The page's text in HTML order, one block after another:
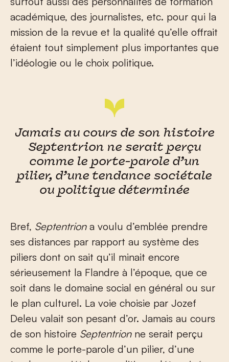
académique, des journalistes, etc. pour qui la
mission de la revue et la qualité qu’elle offrait
étaient tout simplement plus importantes que
l’idéologie ou le choix politique.
Jamais au cours de son histoire
Septentrion ne serait perçu
comme le porte-parole d’un
pilier, d’une tendance sociétale
ou politique déterminée
Bref, Septentriona voulu d’emblée prendre
ses distances par rapport au système des
piliers dont on sait qu’il minait encore
sérieusement la Flandre à l’époque, que ce
soit dans le domaine social en général ou sur
le plan culturel. La voie choisie par Jozef
Deleu valait son pesant d’or. Jamais au cours
de son histoire Septentrion ne serait perçu
comme le porte-parole d’un pilier, d’une